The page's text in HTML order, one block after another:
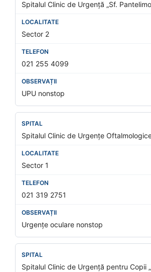
Spitalul Clinic de Urgență „Sf.
Sector 2
021 255 4099
UPU nonstop
Spitalul Clinic de Urgențe
Sector 1
021 319 2751
Urgențe oculare nonstop
Spitalul Clinic de Urgență pentru Copii